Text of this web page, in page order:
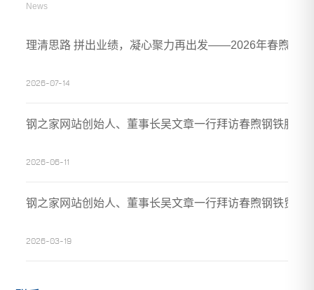
News
理清思路 拼出业绩，凝心聚力再出发——2026年春煦年中
2026-07-14
钢之家网站创始人、董事长吴文章一行拜访春煦钢铁胶州
2026-06-11
钢之家网站创始人、董事长吴文章一行拜访春煦钢铁贸易
2026-03-19